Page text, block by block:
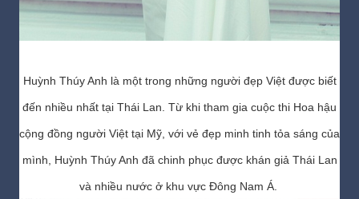
Huỳnh Thúy Anh là một trong những người đẹp Việt được biết
đến nhiều nhất tại Thái Lan. Từ khi tham gia cuộc thi Hoa hậu
cộng đồng người Việt tại Mỹ, với vẻ đẹp minh tinh tỏa sáng của
mình, Huỳnh Thúy Anh đã chinh phục được khán giả Thái Lan
và nhiều nước ở khu vực Đông Nam Á.